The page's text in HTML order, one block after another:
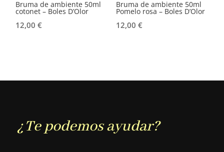
Bruma de ambiente 50ml
cotonet – Boles D’Olor
12,00€
Bruma de ambiente 50ml
Pomelo rosa – Boles D’Olor
12,00 €
¿Te podemos ayudar?